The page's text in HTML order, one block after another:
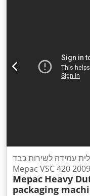
עמידה לשירות כבד
Mepac Heavy
packaging